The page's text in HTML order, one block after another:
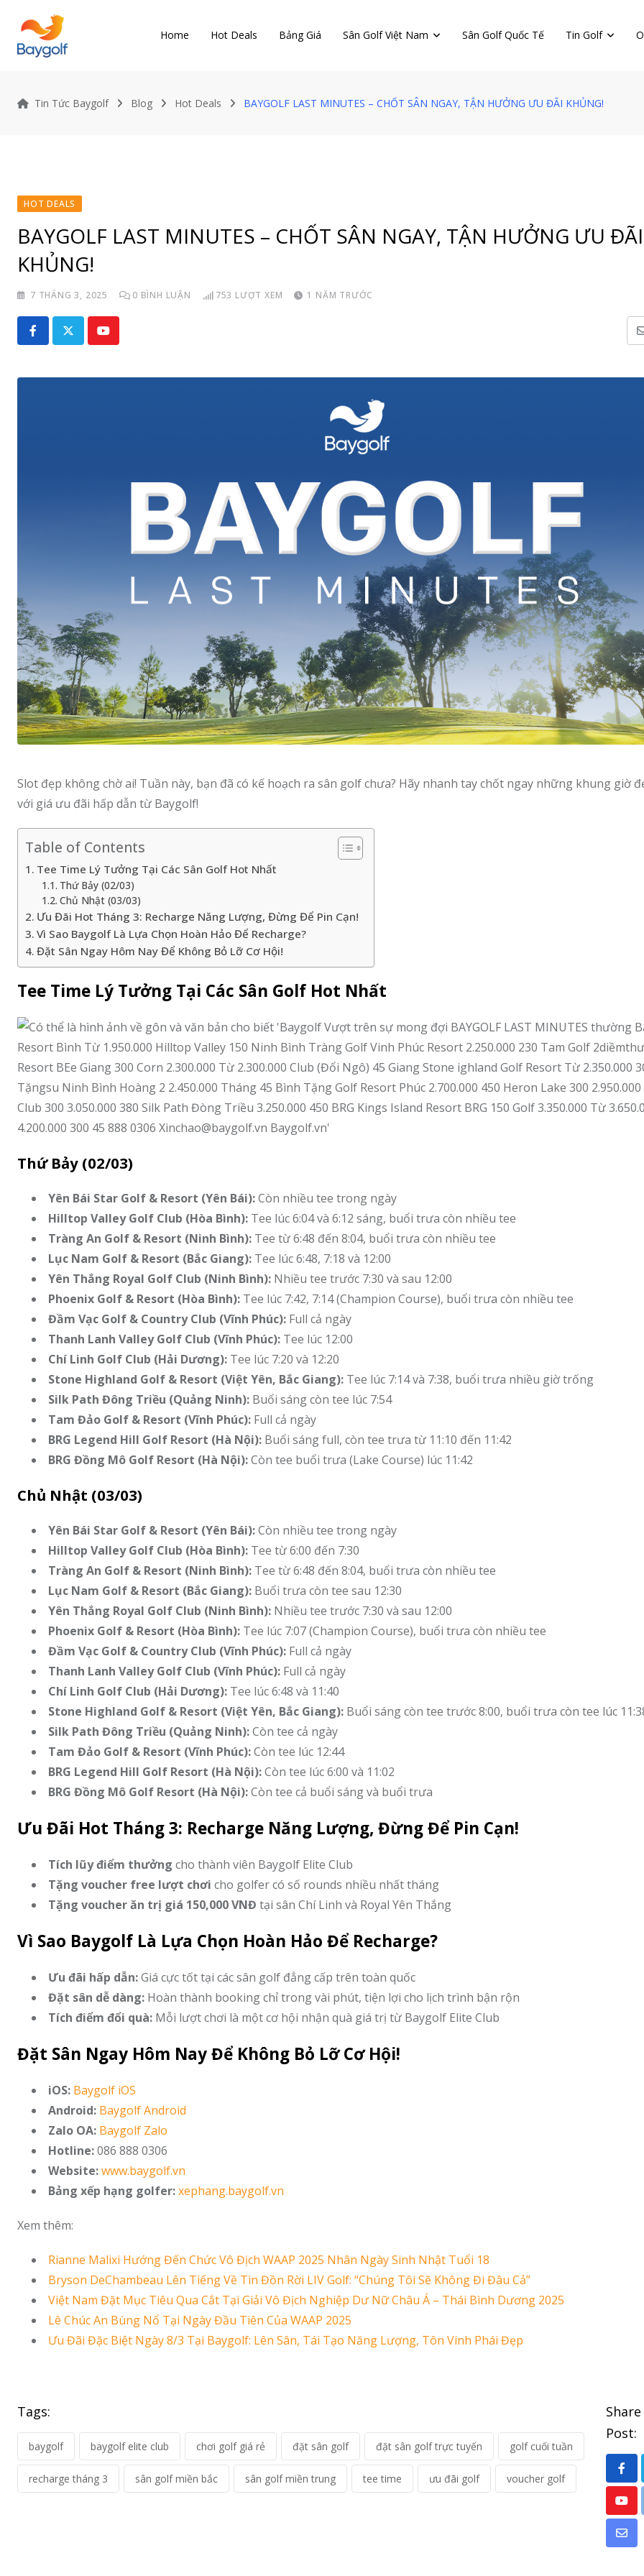
content
Home Hot Deals Bảng Giá Sân Golf Việt Nam Sân Golf Quốc Tế Tin Golf
Tin Tức Baygolf Blog Hot Deals BAYGOLF LAST MINUTES – CHỐT SÂN NGAY, TẬN HƯỞNG ƯU ĐÃI KHỦNG!
HOT DEALS
BAYGOLF LAST MINUTES – CHỐT SÂN NGAY, TẬN HƯỞNG ƯU ĐÃI
KHỦNG!
7 THÁNG 3, 2025 0 BÌNH LUẬN 753 LƯỢT XEM 1 NĂM TRƯỚC
Youtube
Slot đẹp không chờ ai! Tuần này, bạn đã có kế hoạch ra sân golf chưa? Hãy nhanh tay chốt ngay những khung giờ
với giá ưu đãi hấp dẫn từ Baygolf!
Table of Contents
Tee Time Lý Tưởng Tại Các Sân Golf Hot Nhất
Thứ Bảy (02/03)
Chủ Nhật (03/03)
Ưu Đãi Hot Tháng 3: Recharge Năng Lượng, Đừng Để Pin Cạn!
Vì Sao Baygolf Là Lựa Chọn Hoàn Hảo Để Recharge?
Đặt Sân Ngay Hôm Nay Để Không Bỏ Lỡ Cơ Hội!
Tee Time Lý Tưởng Tại Các Sân Golf Hot Nhất
Thứ Bảy (02/03)
Yên Bái Star Golf & Resort (Yên Bái):Còn nhiều tee trong ngày
Hilltop Valley Golf Club (Hòa Bình): Tee lúc 6:04 và 6:12 sáng, buổi trưa còn nhiều tee
Tràng An Golf & Resort (Ninh Bình): Tee từ 6:48 đến 8:04, buổi trưa còn nhiều tee
Lục Nam Golf & Resort (Bắc Giang): Tee lúc 6:48, 7:18 và 12:00
Yên Thắng Royal Golf Club (Ninh Bình): Nhiều tee trước 7:30 và sau 12:00
Phoenix Golf & Resort (Hòa Bình): Tee lúc 7:42, 7:14 (Champion Course), buổi trưa còn nhiều tee
Đầm Vạc Golf & Country Club (Vĩnh Phúc): Full cả ngày
Thanh Lanh Valley Golf Club (Vĩnh Phúc): Tee lúc 12:00
Chí Linh Golf Club (Hải Dương): Tee lúc 7:20 và 12:20
Stone Highland Golf & Resort (Việt Yên, Bắc Giang): Tee lúc 7:14 và 7:38, buổi trưa nhiều giờ trống
Silk Path Đông Triều (Quảng Ninh): Buổi sáng còn tee lúc 7:54
Tam Đảo Golf & Resort (Vĩnh Phúc): Full cả ngày
BRG Legend Hill Golf Resort (Hà Nội): Buổi sáng full, còn tee trưa từ 11:10 đến 11:42
BRG Đồng Mô Golf Resort (Hà Nội):Còn tee buổi trưa (Lake Course) lúc 11:42
Chủ Nhật (03/03)
Yên Bái Star Golf & Resort (Yên Bái):Còn nhiều tee trong ngày
Hilltop Valley Golf Club (Hòa Bình): Tee từ 6:00 đến 7:30
Tràng An Golf & Resort (Ninh Bình): Tee từ 6:48 đến 8:04, buổi trưa còn nhiều tee
Lục Nam Golf & Resort (Bắc Giang): Buổi trưa còn tee sau 12:30
Yên Thắng Royal Golf Club (Ninh Bình): Nhiều tee trước 7:30 và sau 12:00
Phoenix Golf & Resort (Hòa Bình): Tee lúc 7:07 (Champion Course), buổi trưa còn nhiều tee
Đầm Vạc Golf & Country Club (Vĩnh Phúc): Full cả ngày
Thanh Lanh Valley Golf Club (Vĩnh Phúc): Full cả ngày
Chí Linh Golf Club (Hải Dương): Tee lúc 6:48 và 11:40
Stone Highland Golf & Resort (Việt Yên, Bắc Giang): Buổi sáng còn tee trước 8:00, buổi trưa còn tee lúc
Silk Path Đông Triều (Quảng Ninh):Còn tee cả ngày
Tam Đảo Golf & Resort (Vĩnh Phúc):Còn tee lúc 12:44
BRG Legend Hill Golf Resort (Hà Nội):Còn tee lúc 6:00 và 11:02
BRG Đồng Mô Golf Resort (Hà Nội):Còn tee cả buổi sáng và buổi trưa
Ưu Đãi Hot Tháng 3: Recharge Năng Lượng, Đừng Để Pin Cạn!
Tích lũy điểm thưởng cho thành viên Baygolf Elite Club
Tặng voucher free lượt chơi cho golfer có số rounds nhiều nhất tháng
Tặng voucher ăn trị giá 150,000 VNĐ tại sân Chí Linh và Royal Yên Thắng
Vì Sao Baygolf Là Lựa Chọn Hoàn Hảo Để Recharge?
Ưu đãi hấp dẫn:Giá cực tốt tại các sân golf đẳng cấp trên toàn quốc
Đặt sân dễ dàng: Hoàn thành booking chỉ trong vài phút, tiện lợi cho lịch trình bận rộn
Tích điểm đổi quà: Mỗi lượt chơi là một cơ hội nhận quà giá trị từ Baygolf Elite Club
Đặt Sân Ngay Hôm Nay Để Không Bỏ Lỡ Cơ Hội!
iOS: Baygolf iOS
Android: Baygolf Android
Zalo OA: Baygolf Zalo
Hotline:086 888 0306
Website:www.baygolf.vn
Bảng xếp hạng golfer:xephang.baygolf.vn
Xem thêm:
Rianne Malixi Hướng Đến Chức Vô Địch WAAP 2025 Nhân Ngày Sinh Nhật Tuổi 18
Bryson DeChambeau Lên Tiếng Về Tin Đồn Rời LIV Golf: “Chúng Tôi Sẽ Không Đi Đâu Cả”
Việt Nam Đặt Mục Tiêu Qua Cắt Tại Giải Vô Địch Nghiệp Dư Nữ Châu Á – Thái Bình Dương 2025
Lê Chúc An Bùng Nổ Tại Ngày Đầu Tiên Của WAAP 2025
Ưu Đãi Đặc Biệt Ngày 8/3 Tại Baygolf: Lên Sân, Tái Tạo Năng Lượng, Tôn Vinh Phái Đẹp
Tags:
baygolf baygolf elite club chơi golf giá rẻ đặt sân golf đặt sân golf trực tuyến golf cuối tuần
recharge tháng 3 sân golf miền bắc sân golf miền trung tee time ưu đãi golf voucher golf
Post: